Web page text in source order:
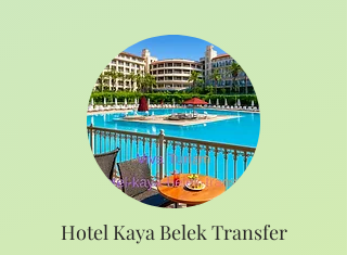
Hotel Kaya Belek Transfer